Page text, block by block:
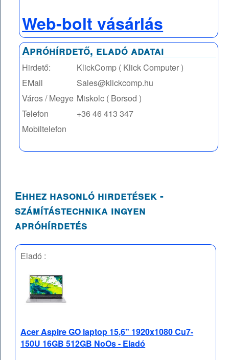
Web-bolt vásárlás
Apróhírdető, eladó adatai
Hirdető:
KlickComp ( Klick Computer )
EMail
Sales@klickcomp.hu
Város / Megye Miskolc ( Borsod )
Telefon
+36 46 413 347
Mobiltelefon
Ehhez hasonló hirdetések -
számítástechnika ingyen
apróhírdetés
Eladó :
Acer Aspire GO laptop 15,6" 1920x1080 Cu7-
150U 16GB 512GB NoOs - Eladó